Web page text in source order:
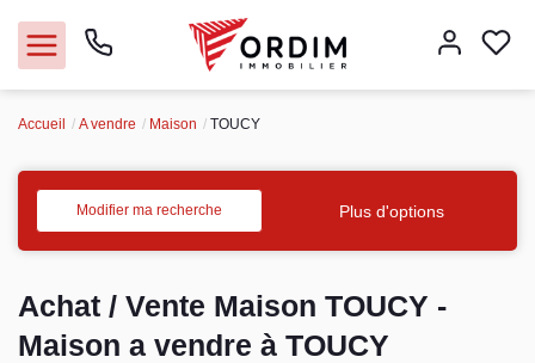
Acheter
Vendre
Accueil A vendre Maison TOUCY
Modifier ma recherche Plus d'options
Achat / Vente Maison TOUCY -
Maison a vendre à TOUCY